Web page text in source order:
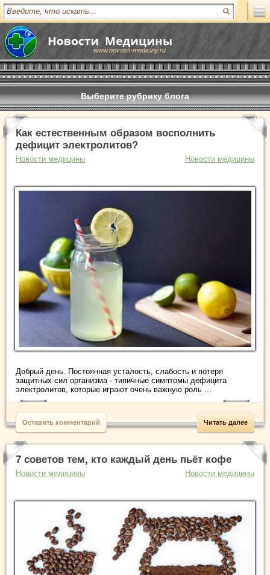
www.novosti-mediciny.ru
Выберите рубрику блога
Как естественным образом восполнить
дефицит электролитов?
Новости медицины Новости медицины
Добрый день. Постоянная усталость, слабость и потеря
защитных сил организма - типичные симптомы дефицита
электролитов, которые играют очень важную роль ...
Читать далее
Оставить комментарий
7 советов тем, кто каждый день пьёт кофе
Новости медицины Новости медицины